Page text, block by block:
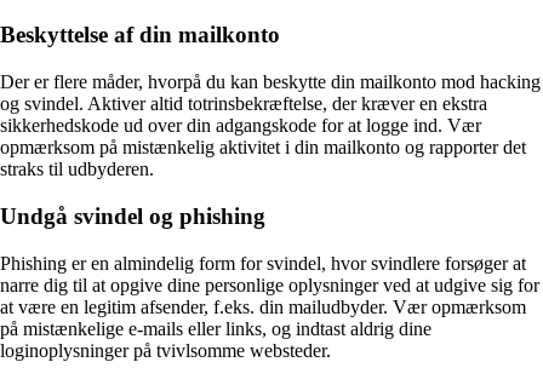
Beskyttelse af din mailkonto
Der er flere måder, hvorpå du kan beskytte din mailkonto mod hacking
og svindel. Aktiver altid totrinsbekræftelse, der kræver en ekstra
sikkerhedskode ud over din adgangskode for at logge ind. Vær
opmærksom på mistænkelig aktivitet i din mailkonto og rapporter det
straks til udbyderen.
Undgå svindel og phishing
Phishing er en almindelig form for svindel, hvor svindlere forsøger at
narre dig til at opgive dine personlige oplysninger ved at udgive sig for
at være en legitim afsender, f.eks. din mailudbyder. Vær opmærksom
på mistænkelige e-mails eller links, og indtast aldrig dine
loginoplysninger på tvivlsomme websteder.